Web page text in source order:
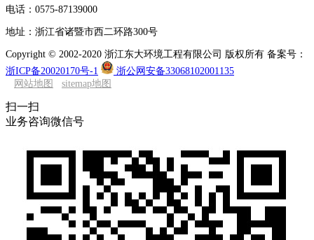
电话：0575-87139000
地址：浙江省诸暨市西二环路300号
Copyright © 2002-2020 浙江东大环境工程有限公司 版权所有 备案号：
浙ICP备20020170号-1
浙公网安备33068102001135
网站地图
sitemap地图
扫一扫
业务咨询微信号